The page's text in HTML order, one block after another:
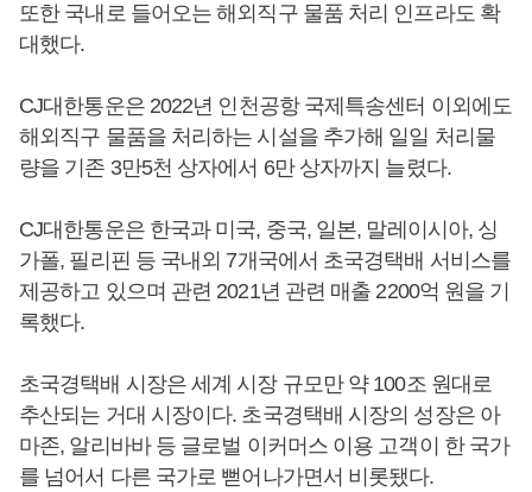
또한 국내로 들어오는 해외직구 물품 처리 인프라도 확
대했다.
CJ대한통운은 2022년 인천공항 국제특송센터 이외에도
해외직구 물품을 처리하는 시설을 추가해 일일 처리물
량을 기존 3만5천 상자에서 6만 상자까지 늘렸다.
CJ대한통운은 한국과 미국, 중국, 일본, 말레이시아, 싱
가폴, 필리핀 등 국내외 7개국에서 초국경택배 서비스를
제공하고 있으며 관련 2021년 관련 매출 2200억 원을 기
록했다.
초국경택배 시장은 세계 시장 규모만 약 100조 원대로
추산되는 거대 시장이다. 초국경택배 시장의 성장은 아
마존, 알리바바 등 글로벌 이커머스 이용 고객이 한 국가
를 넘어서 다른 국가로 뻗어나가면서 비롯됐다.